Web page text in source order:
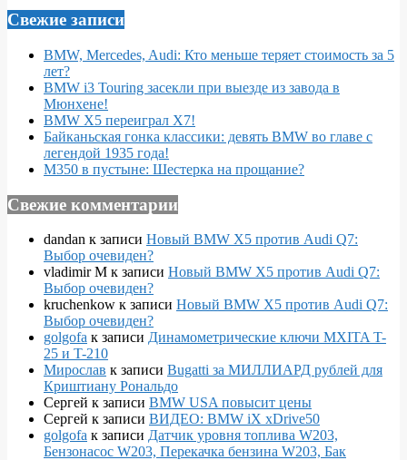
Свежие записи
BMW, Mercedes, Audi: Кто меньше теряет стоимость за 5
лет?
BMW i3 Touring засекли при выезде из завода в
Мюнхене!
BMW X5 переиграл X7!
Байканьская гонка классики: девять BMW во главе с
легендой 1935 года!
M350 в пустыне: Шестерка на прощание?
Свежие комментарии
dandan к записи Новый BMW X5 против Audi Q7:
Выбор очевиден?
vladimir M к записи Новый BMW X5 против Audi Q7:
Выбор очевиден?
kruchenkow к записи Новый BMW X5 против Audi Q7:
Выбор очевиден?
golgofa к записи Динамометрические ключи MXITA T-
25 и T-210
Мирослав к записи Bugatti за МИЛЛИАРД рублей для
Криштиану Рональдо
Сергей к записи BMW USA повысит цены
Сергей к записи ВИДЕО: BMW iX xDrive50
golgofa к записи Датчик уровня топлива W203,
Бензонасос W203, Перекачка бензина W203, Бак